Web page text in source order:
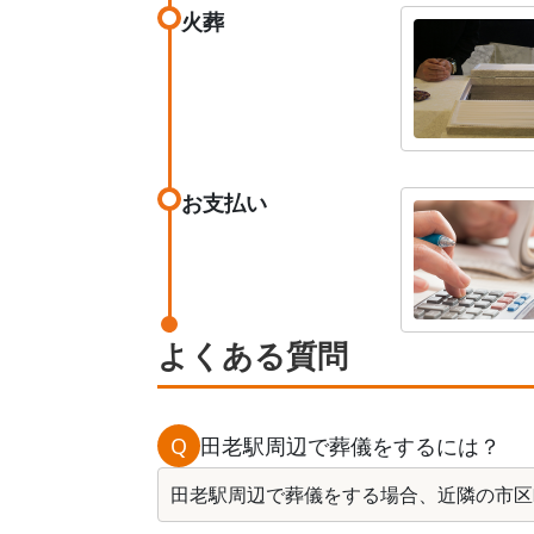
火葬
お支払い
よくある質問
Q 田老駅周辺で葬儀をするには？
田老駅周辺で葬儀をする場合、近隣の市